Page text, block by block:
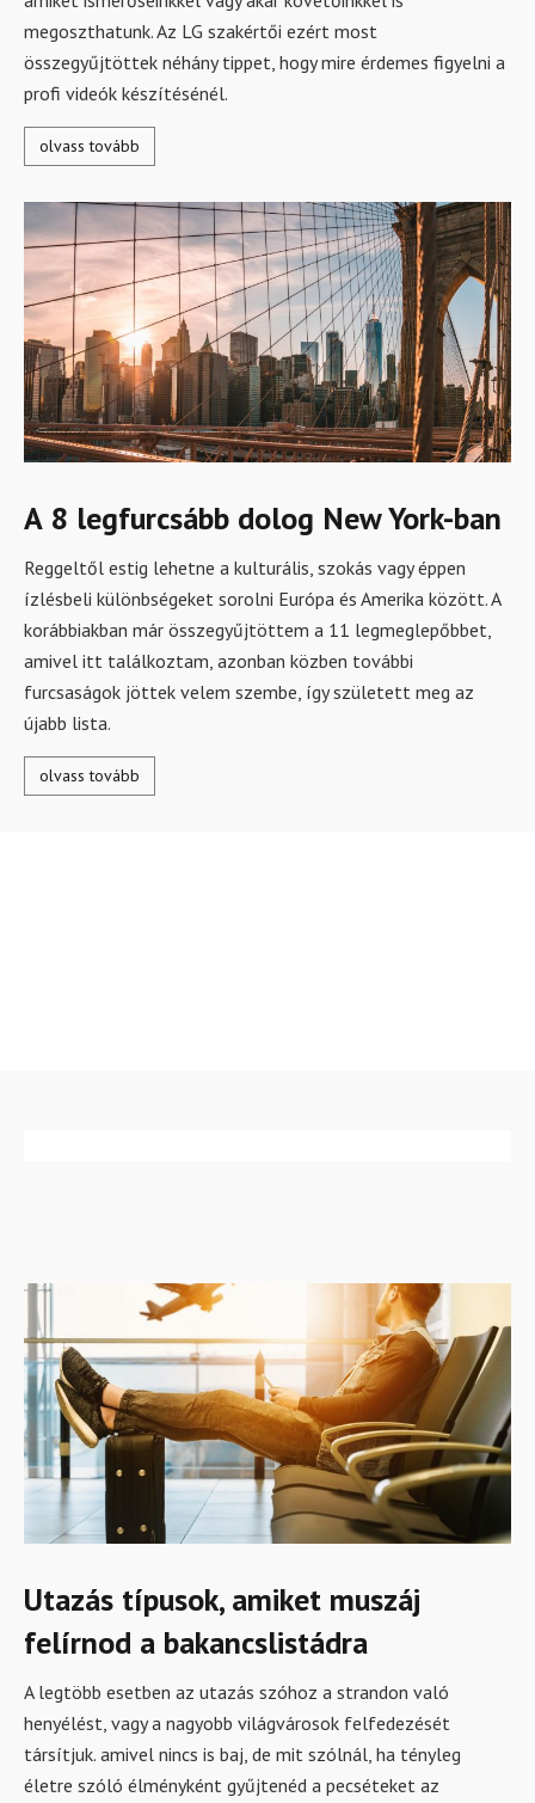
megoszthatunk. Az LG szakértői ezért most
összegyűjtöttek néhány tippet, hogy mire érdemes figyelni a
profi videók készítésénél.
olvass tovább
A 8 legfurcsább dolog New York-ban
Reggeltől estig lehetne a kulturális, szokás vagy éppen
ízlésbeli különbségeket sorolni Európa és Amerika között. A
korábbiakban már összegyűjtöttem a 11 legmeglepőbbet,
amivel itt találkoztam, azonban közben további
furcsaságok jöttek velem szembe, így született meg az
újabb lista.
olvass tovább
Utazás típusok, amiket muszáj
felírnod a bakancslistádra
A legtöbb esetben az utazás szóhoz a strandon való
henyélést, vagy a nagyobb világvárosok felfedezését
társítjuk. amivel nincs is baj, de mit szólnál, ha tényleg
életre szóló élményként gyűjtenéd a pecséteket az